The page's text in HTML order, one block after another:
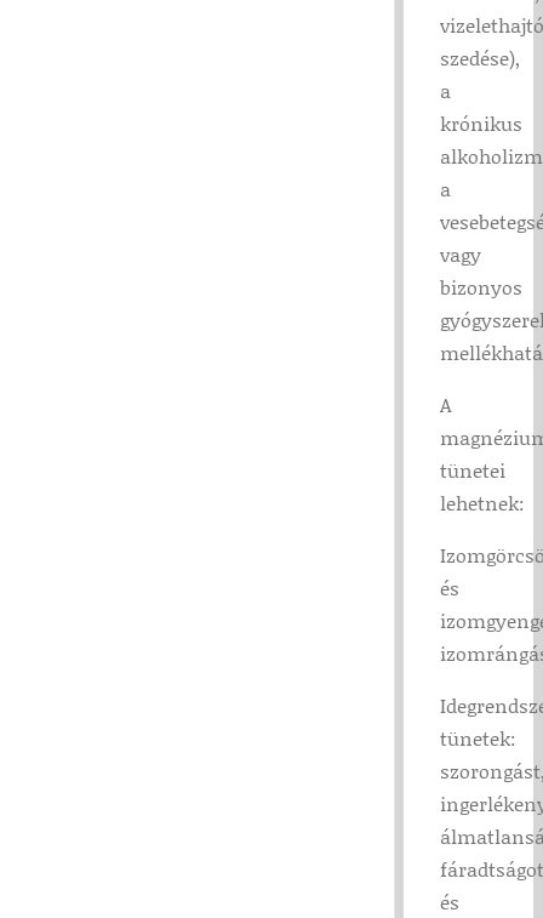
szedése),
a
krónikus
a
vagy
bizonyos
A
tünetei
lehetnek:
és
tünetek:
fáradtságot
és